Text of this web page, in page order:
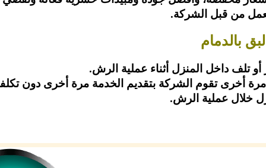
من قبل الشركة.
بالدمام
تلف داخل المنزل أثناء عملية الرش.
أخرى تقوم الشركة بتقديم الخدمة مرة أخرى دون
خلال عملية الرش.